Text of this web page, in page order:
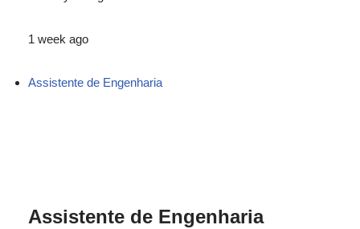
1 week ago
Assistente de Engenharia
Assistente de Engenharia